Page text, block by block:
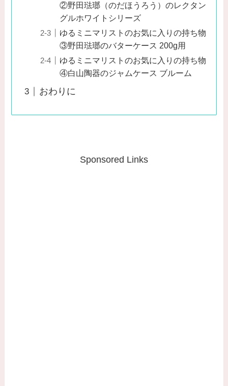
②野田琺瑯（のだほうろう）のレクタン
グルホワイトシリーズ
ゆるミニマリストのお気に入りの持ち物
③野田琺瑯のバターケース 200g用
ゆるミニマリストのお気に入りの持ち物
④白山陶器のジャムケース ブルーム
おわりに
Sponsored Links